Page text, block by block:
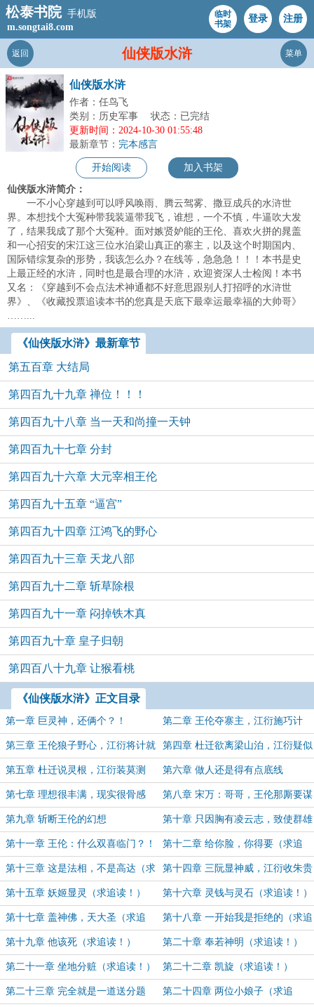
松泰书院 手机版
m.songtai8.com
临时
书架
登录 注册
仙侠版水浒
返回 菜单
仙侠版水浒
作者：任鸟飞
类别：历史军事
状态：已完结
更新时间：2024-10-30 01:55:48
最新章节： 完本感言
开始阅读 加入书架
仙侠版水浒简介：
一不小心穿越到可以呼风唤雨、腾云驾雾、撒豆成兵的水浒世
界。本想找个大冤种带我装逼带我飞，谁想，一个不慎，牛逼吹大发
了，结果我成了那个大冤种。面对嫉贤妒能的王伦、喜欢火拼的晁盖
和一心招安的宋江这三位水泊梁山真正的寨主，以及这个时期国内、
国际错综复杂的形势，我该怎么办？在线等，急急急！！！本书是史
上最正经的水浒，同时也是最合理的水浒，欢迎资深人士检阅！本书
又名：《穿越到不会点法术神通都不好意思跟别人打招呼的水浒世
界》、《收藏投票追读本书的您真是天底下最幸运最幸福的大帅哥》
……...
《仙侠版水浒》最新章节
第五百章 大结局
第四百九十九章 禅位！！！
第四百九十八章 当一天和尚撞一天钟
第四百九十七章 分封
第四百九十六章 大元宰相王伦
第四百九十五章 “逼宫”
第四百九十四章 江鸿飞的野心
第四百九十三章 天龙八部
第四百九十二章 斩草除根
第四百九十一章 闷掉铁木真
第四百九十章 皇子归朝
第四百八十九章 让猴看桃
《仙侠版水浒》正文目录
第一章 巨灵神，还俩个？！ 第二章 王伦夺寨主，江衍施巧计
第三章 王伦狼子野心，江衍将计就
计
第四章 杜迁欲离梁山泊，江衍疑似
神灵根
第五章 杜迁说灵根，江衍装莫测 第六章 做人还是得有点底线
第七章 理想很丰满，现实很骨感 第八章 宋万：哥哥，王伦那厮要谋
朝篡位！
第九章 斩断王伦的幻想 第十章 只因胸有凌云志，致使群雄
聚义来（求追读！）
第十一章 王伦：什么双喜临门？！
（求追读！）
第十二章 给你脸，你得要（求追
读！）
第十三章 这是法相，不是高达（求
追读！）
第十四章 三阮显神威，江衍收朱贵
（求追读！）
第十五章 妖姬显灵（求追读！） 第十六章 灵钱与灵石（求追读！）
第十七章 盖神佛，天大圣（求追
读！）
第十八章 一开始我是拒绝的（求追
读！）
第十九章 他该死（求追读！） 第二十章 奉若神明（求追读！）
第二十一章 坐地分赃（求追读！） 第二十二章 凯旋（求追读！）
第二十三章 完全就是一道送分题 第二十四章 两位小娘子（求追